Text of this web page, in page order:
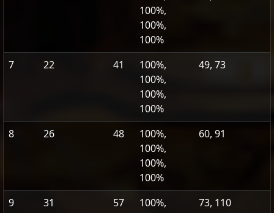
100%,
100%,
100%
7 22 41
100%,
100%,
100%,
100%
49, 73
8 26 48
100%,
100%,
100%,
100%
60, 91
9 31 57
100%,
73, 110